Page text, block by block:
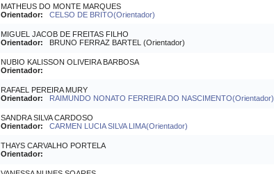
MATHEUS DO MONTE MARQUES
Orientador:
CELSO DE BRITO(Orientador)
MIGUEL JACOB DE FREITAS FILHO
Orientador: BRUNO FERRAZ BARTEL (Orientador)
NUBIO KALISSON OLIVEIRA BARBOSA
Orientador:
RAFAEL PEREIRA MURY
Orientador:
RAIMUNDO NONATO FERREIRA DO NASCIMENTO(Orientador)
SANDRA SILVA CARDOSO
Orientador:
CARMEN LUCIA SILVA LIMA(Orientador)
THAYS CARVALHO PORTELA
Orientador: